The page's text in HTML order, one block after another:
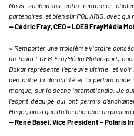
Nous souhaitons enfin remercier
partenaires, et bien sûr POLARIS, avec
— Cédric Fray, CEO – LOEB FrayMédia
« Remporter une troisième victoire
du team LOEB FrayMédia Motorsport,
Dakar représente l’épreuve ultime, et
démontre la durabilité et la performance
marque, sur la scène internationale. Je
l’esprit d’équipe qui ont permis
Heger, ainsi que d’aller chercher un
— René Basei, Vice President – Polaris